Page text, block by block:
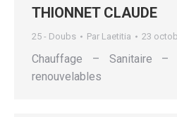
THIONNET CLAUDE
25 - Doubs Par Laetitia 23
Chauffage – Sanitaire –
renouvelables